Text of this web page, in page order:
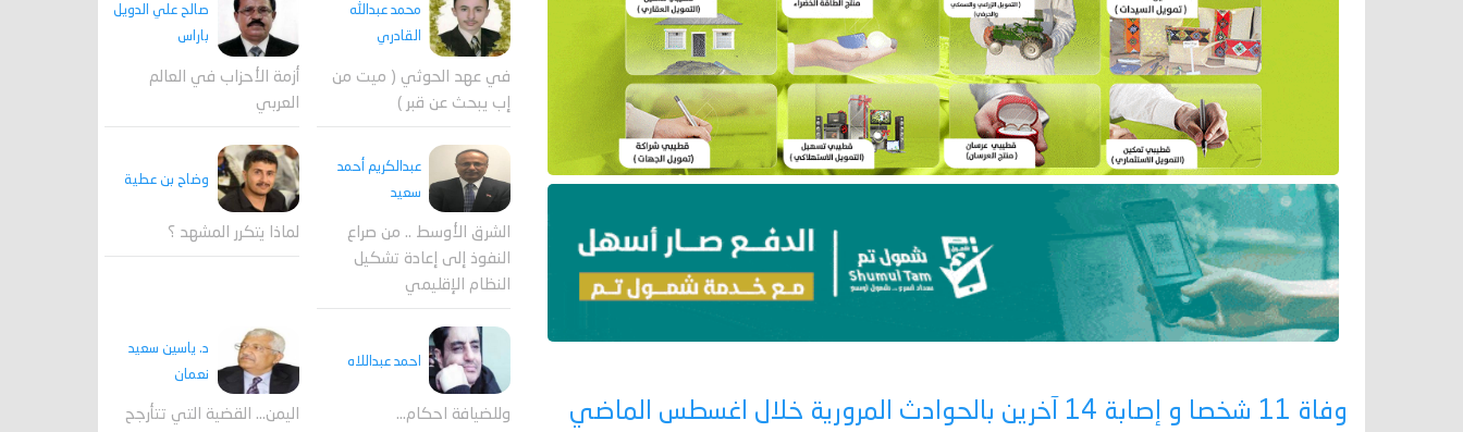
وفاة 11 شخصا و إصابة 14 آخرين بالحوادث المرورية خلال اغسطس الماضي
محمد عبدالله
القادري
في عهد الحوثي ( ميت من
إب يبحث عن قبر )
صالح علي الدويل
باراس
أزمة الأحزاب في العالم
العربي
عبدالكريم أحمد
سعيد
الشرق الأوسط .. من صراع
النفوذ إلى إعادة تشكيل
النظام الإقليمي
وضاح بن عطية
لماذا يتكرر المشهد ؟
احمد عبداللاه
وللضيافة احكام…
د. ياسين سعيد
نعمان
اليمن… القضية التي تتأرجح